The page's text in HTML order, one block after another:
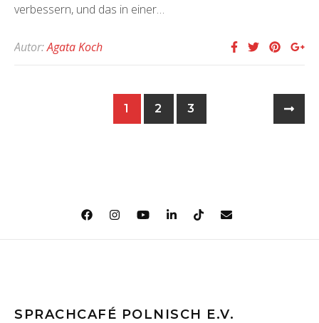
verbessern, und das in einer…
Autor:Agata Koch
1 2 3
SPRACHCAFÉ POLNISCH E.V.